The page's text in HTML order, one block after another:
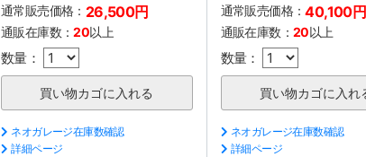
通常販売価格： 26,500円
通販在庫数：20以上
数量：
ネオガレージ在庫数確認
詳細ページ
通常販売価格：40,100円
通販在庫数： 20以上
数量：
ネオガレージ在庫数確認
詳細ページ